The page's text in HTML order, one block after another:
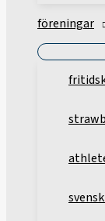
föreningar